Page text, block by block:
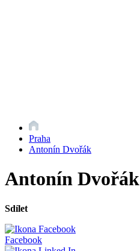
Praha
Antonín Dvořák
Antonín Dvořák
Sdílet
Facebook